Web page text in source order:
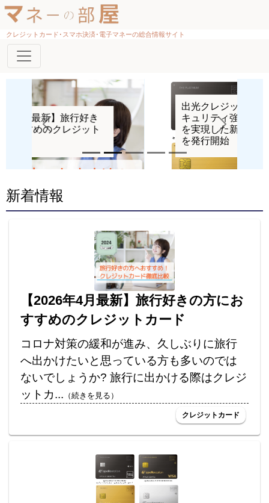
クレジットカード･スマホ決済･電子マネーの総合情報サイト
出光クレジット創立40周年 セ
キュリティ強化と利便性向上
を実現した新カードデザイン
を発行開始
Previous Next
新着情報
【2026年4月最新】旅行好きの方にお
すすめのクレジットカード
コロナ対策の緩和が進み、久しぶりに旅行
へ出かけたいと思っている方も多いのでは
ないでしょうか? 旅行に出かける際はクレジ
ットカ... （続きを見る）
クレジットカード